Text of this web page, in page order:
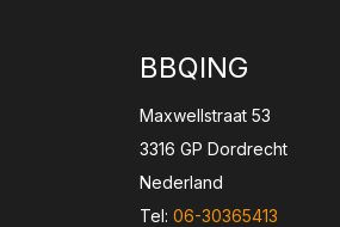
BBQING
Maxwellstraat 53
3316 GP Dordrecht
Nederland
Tel: 06-30365413